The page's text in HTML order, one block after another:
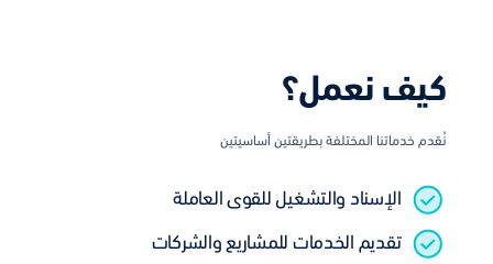
كيف نعمل؟
نُقدم خدماتنا المختلفة بطريقتين أساسيتين
الإسناد والتشغيل للقوى العاملة
تقديم الخدمات للمشاريع والشركات